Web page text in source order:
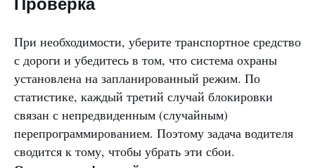
При необходимости, уберите транспортное средство
с дороги и убедитесь в том, что система охраны
установлена на запланированный режим. По
статистике, каждый третий случай блокировки
связан с непредвиденным (случайным)
перепрограммированием. Поэтому задача водителя
сводится к тому, чтобы убрать эти сбои.